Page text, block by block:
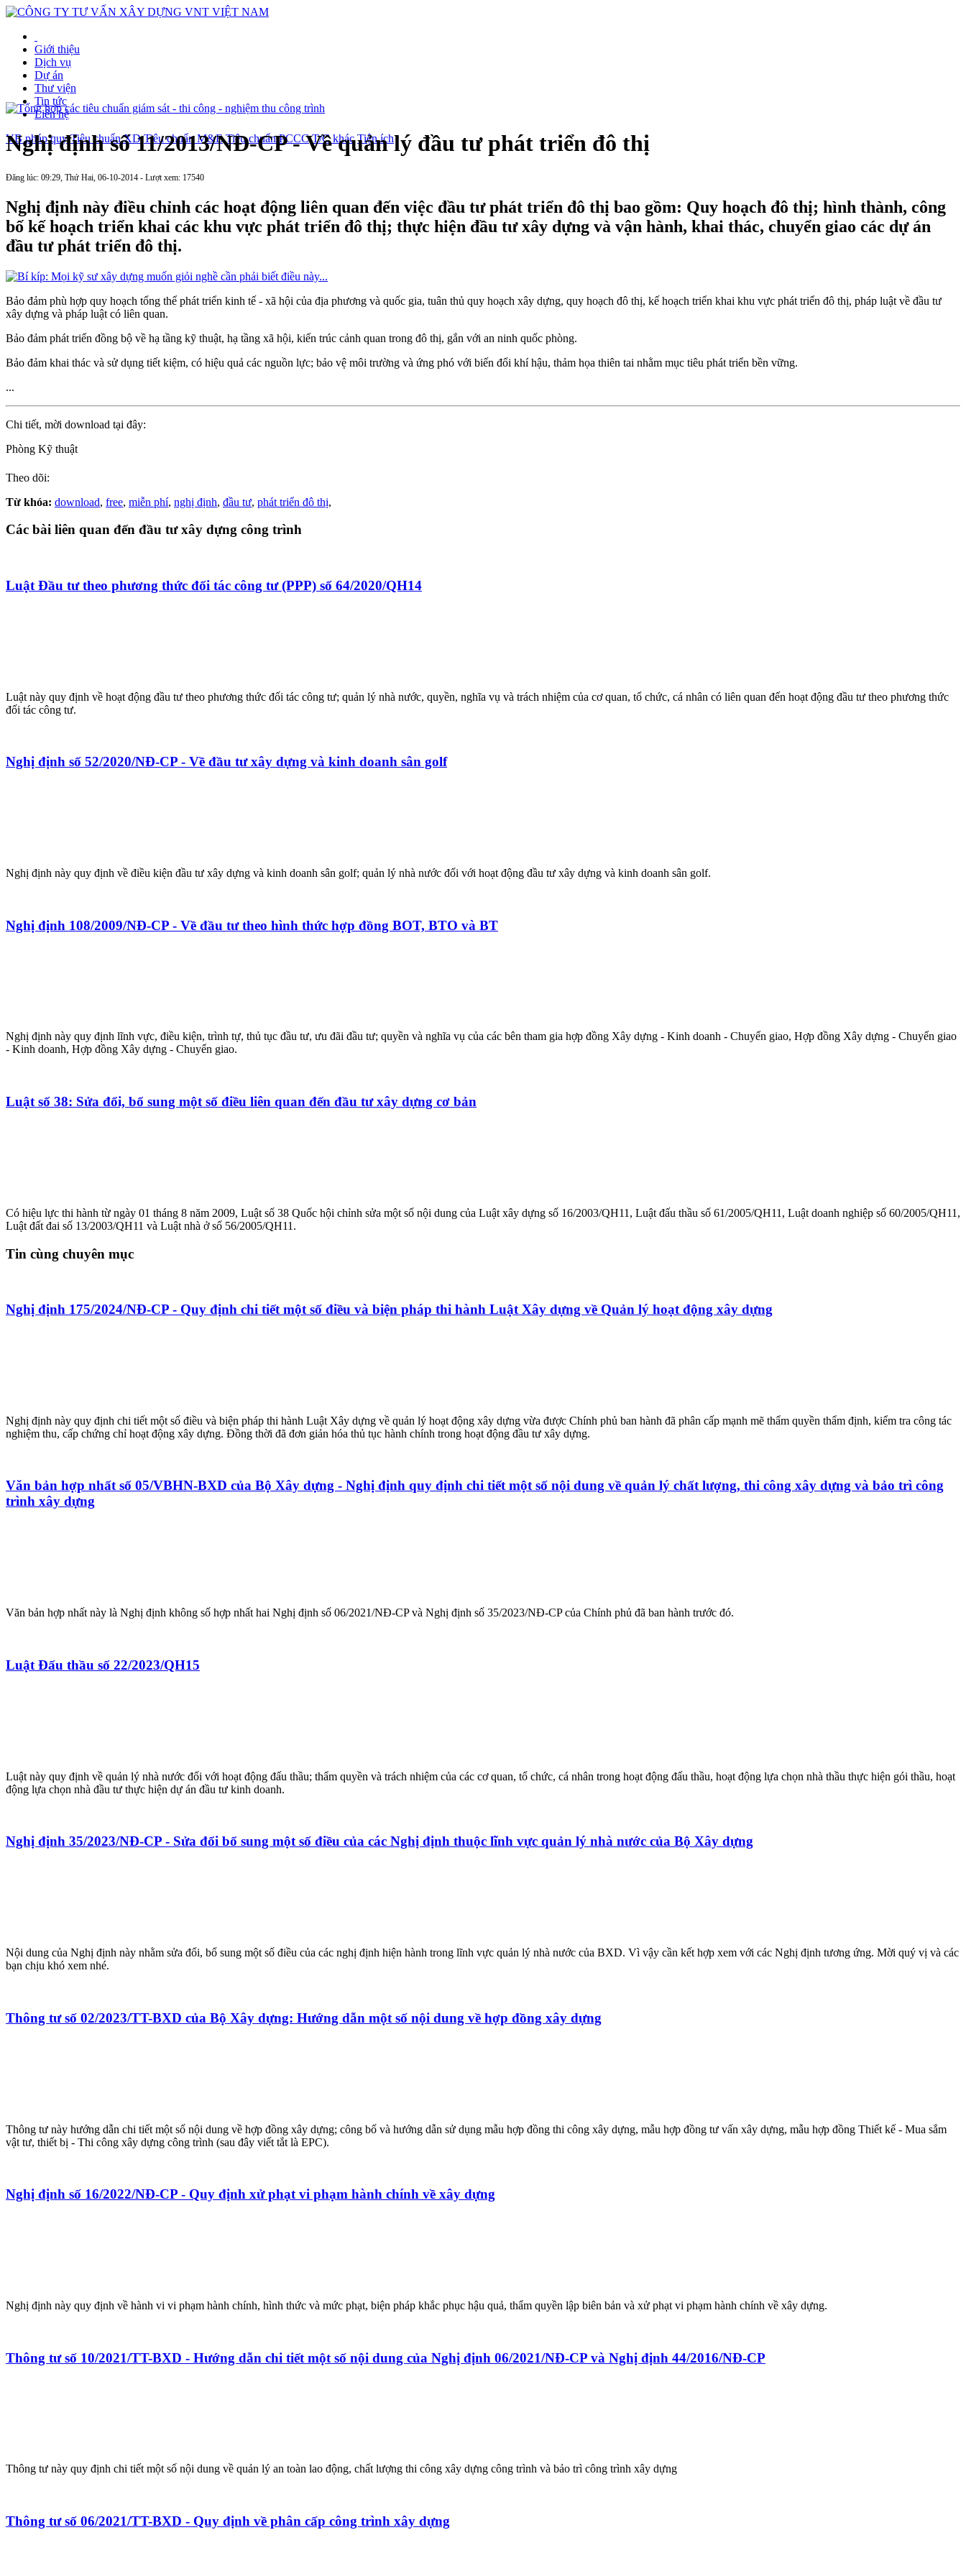
Giới thiệu
Dịch vụ
Dự án
Thư viện
Tin tức
Liên hệ
VB pháp quy Tiêu chuẩn XD Tiêu chuẩn M&E Tiêu chuẩn PCCC T/C khác Tiện ích
Nghị định số 11/2013/NĐ-CP - Về quản lý đầu tư phát triển đô thị
Đăng lúc: 09:29, Thứ Hai, 06-10-2014 - Lượt xem: 17540
Nghị định này điều chỉnh các hoạt động liên quan đến việc đầu tư phát triển đô thị bao gồm: Quy hoạch đô thị; hình thành, công
bố kế hoạch triển khai các khu vực phát triển đô thị; thực hiện đầu tư xây dựng và vận hành, khai thác, chuyển giao các dự án
đầu tư phát triển đô thị.
Bảo đảm phù hợp quy hoạch tổng thể phát triển kinh tế - xã hội của địa phương và quốc gia, tuân thủ quy hoạch xây dựng, quy hoạch đô thị, kế hoạch triển khai khu vực phát triển đô thị, pháp luật về đầu tư
xây dựng và pháp luật có liên quan.
Bảo đảm phát triển đồng bộ về hạ tầng kỹ thuật, hạ tầng xã hội, kiến trúc cảnh quan trong đô thị, gắn với an ninh quốc phòng.
Bảo đảm khai thác và sử dụng tiết kiệm, có hiệu quả các nguồn lực; bảo vệ môi trường và ứng phó với biến đổi khí hậu, thảm họa thiên tai nhằm mục tiêu phát triển bền vững.
...
Chi tiết, mời download tại đây:
Phòng Kỹ thuật
Theo dõi:
Từ khóa: download, free, miễn phí, nghị định, đầu tư, phát triển đô thị,
Các bài liên quan đến đầu tư xây dựng công trình
Luật Đầu tư theo phương thức đối tác công tư (PPP) số 64/2020/QH14
Luật này quy định về hoạt động đầu tư theo phương thức đối tác công tư; quản lý nhà nước, quyền, nghĩa vụ và trách nhiệm của cơ quan, tổ chức, cá nhân có liên quan đến hoạt động đầu tư theo phương thức
đối tác công tư.
Nghị định số 52/2020/NĐ-CP - Về đầu tư xây dựng và kinh doanh sân golf
Nghị định này quy định về điều kiện đầu tư xây dựng và kinh doanh sân golf; quản lý nhà nước đối với hoạt động đầu tư xây dựng và kinh doanh sân golf.
Nghị định 108/2009/NĐ-CP - Về đầu tư theo hình thức hợp đồng BOT, BTO và BT
Nghị định này quy định lĩnh vực, điều kiện, trình tự, thủ tục đầu tư, ưu đãi đầu tư; quyền và nghĩa vụ của các bên tham gia hợp đồng Xây dựng - Kinh doanh - Chuyển giao, Hợp đồng Xây dựng - Chuyển giao
- Kinh doanh, Hợp đồng Xây dựng - Chuyển giao.
Luật số 38: Sửa đổi, bổ sung một số điều liên quan đến đầu tư xây dựng cơ bản
Có hiệu lực thi hành từ ngày 01 tháng 8 năm 2009, Luật số 38 Quốc hội chỉnh sửa một số nội dung của Luật xây dựng số 16/2003/QH11, Luật đấu thầu số 61/2005/QH11, Luật doanh nghiệp số 60/2005/QH11,
Luật đất đai số 13/2003/QH11 và Luật nhà ở số 56/2005/QH11.
Tin cùng chuyên mục
Nghị định 175/2024/NĐ-CP - Quy định chi tiết một số điều và biện pháp thi hành Luật Xây dựng về Quản lý hoạt động xây dựng
Nghị định này quy định chi tiết một số điều và biện pháp thi hành Luật Xây dựng về quản lý hoạt động xây dựng vừa được Chính phủ ban hành đã phân cấp mạnh mẽ thẩm quyền thẩm định, kiểm tra công tác
nghiệm thu, cấp chứng chỉ hoạt động xây dựng. Đồng thời đã đơn giản hóa thủ tục hành chính trong hoạt động đầu tư xây dựng.
Văn bản hợp nhất số 05/VBHN-BXD của Bộ Xây dựng - Nghị định quy định chi tiết một số nội dung về quản lý chất lượng, thi công xây dựng và bảo trì công
trình xây dựng
Văn bản hợp nhất này là Nghị định không số hợp nhất hai Nghị định số 06/2021/NĐ-CP và Nghị định số 35/2023/NĐ-CP của Chính phủ đã ban hành trước đó.
Luật Đấu thầu số 22/2023/QH15
Luật này quy định về quản lý nhà nước đối với hoạt động đấu thầu; thẩm quyền và trách nhiệm của các cơ quan, tổ chức, cá nhân trong hoạt động đấu thầu, hoạt động lựa chọn nhà thầu thực hiện gói thầu, hoạt
động lựa chọn nhà đầu tư thực hiện dự án đầu tư kinh doanh.
Nghị định 35/2023/NĐ-CP - Sửa đổi bổ sung một số điều của các Nghị định thuộc lĩnh vực quản lý nhà nước của Bộ Xây dựng
Nội dung của Nghị định này nhằm sửa đổi, bổ sung một số điều của các nghị định hiện hành trong lĩnh vực quản lý nhà nước của BXD. Vì vậy cần kết hợp xem với các Nghị định tương ứng. Mời quý vị và các
bạn chịu khó xem nhé.
Thông tư số 02/2023/TT-BXD của Bộ Xây dựng: Hướng dẫn một số nội dung về hợp đồng xây dựng
Thông tư này hướng dẫn chi tiết một số nội dung về hợp đồng xây dựng; công bố và hướng dẫn sử dụng mẫu hợp đồng thi công xây dựng, mẫu hợp đồng tư vấn xây dựng, mẫu hợp đồng Thiết kế - Mua sắm
vật tư, thiết bị - Thi công xây dựng công trình (sau đây viết tắt là EPC).
Nghị định số 16/2022/NĐ-CP - Quy định xử phạt vi phạm hành chính về xây dựng
Nghị định này quy định về hành vi vi phạm hành chính, hình thức và mức phạt, biện pháp khắc phục hậu quả, thẩm quyền lập biên bản và xử phạt vi phạm hành chính về xây dựng.
Thông tư số 10/2021/TT-BXD - Hướng dẫn chi tiết một số nội dung của Nghị định 06/2021/NĐ-CP và Nghị định 44/2016/NĐ-CP
Thông tư này quy định chi tiết một số nội dung về quản lý an toàn lao động, chất lượng thi công xây dựng công trình và bảo trì công trình xây dựng
Thông tư số 06/2021/TT-BXD - Quy định về phân cấp công trình xây dựng